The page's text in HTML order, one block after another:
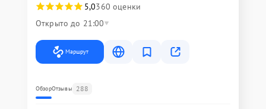
5,0360 оценки
Открыто до 21:00
Маршрут
ОбзорОтзывы 288